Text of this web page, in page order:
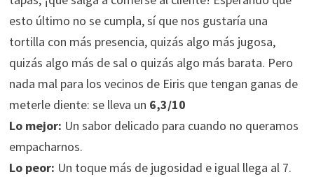
esto último no se cumpla, sí que nos gustaría una
tortilla con más presencia, quizás algo más jugosa,
quizás algo más de sal o quizás algo más barata. Pero
nada mal para los vecinos de Eiris que tengan ganas de
meterle diente: se lleva un 6,3/10
Lo mejor: Un sabor delicado para cuando no queramos
empacharnos.
Lo peor: Un toque más de jugosidad e igual llega al 7.